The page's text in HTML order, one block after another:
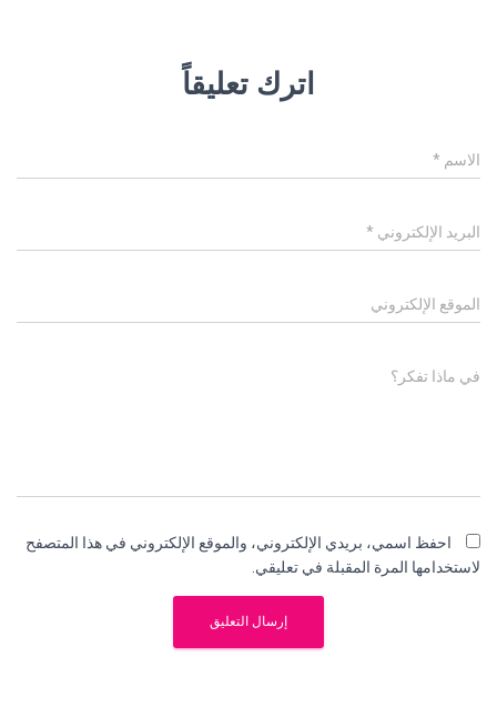
اترك تعليقاً
الاسم *
البريد الإلكتروني *
الموقع الإلكتروني
في ماذا تفكر؟
احفظ اسمي، بريدي الإلكتروني، والموقع الإلكتروني في هذا المتصفح
لاستخدامها المرة المقبلة في تعليقي.